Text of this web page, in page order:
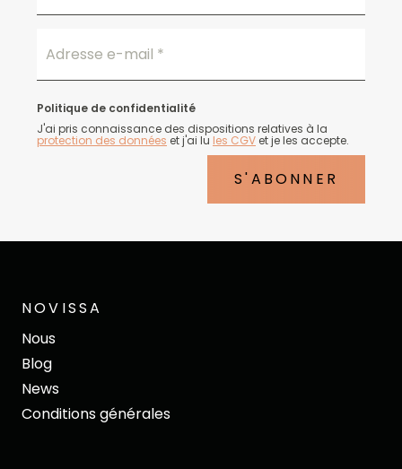
Adresse e-mail *
Politique de confidentialité
J'ai pris connaissance des dispositions relatives à la
protection des données et j'ai lu les CGV et je les accepte.
S'ABONNER
NOVISSA
Nous
Blog
News
Conditions générales